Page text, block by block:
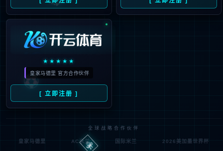
书签，或者输入了错
误的地址。
3秒后